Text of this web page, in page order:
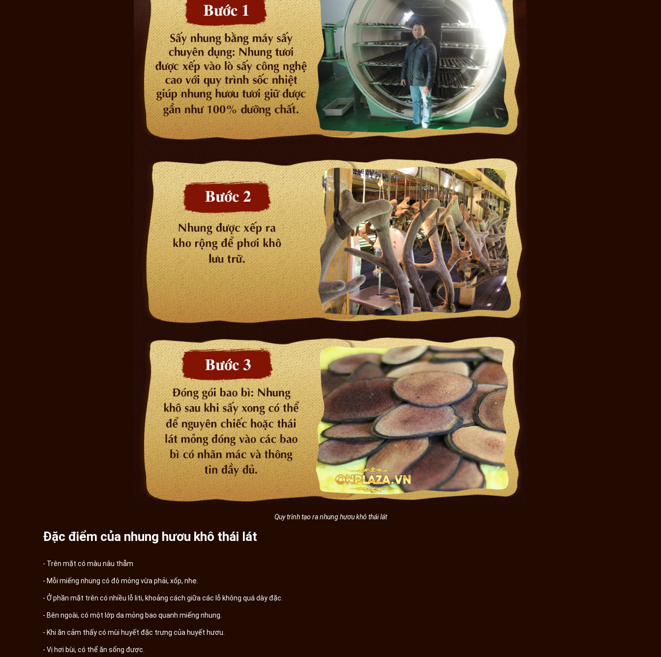
Quy trình tạo ra nhung hươu khô thái lát
Đặc điểm của nhung hươu khô thái lát
- Trên mặt có màu nâu thẫm
- Mỗi miếng nhung có độ mỏng vừa phải, xốp, nhẹ.
- Ở phần mặt trên có nhiều lỗ liti, khoảng cách giữa các lỗ không quá dày đặc.
- Bên ngoài, có một lớp da mỏng bao quanh miếng nhung.
- Khi ăn cảm thấy có mùi huyết đặc trưng của huyết hươu.
- Vị hơi bùi, có thể ăn sống được.